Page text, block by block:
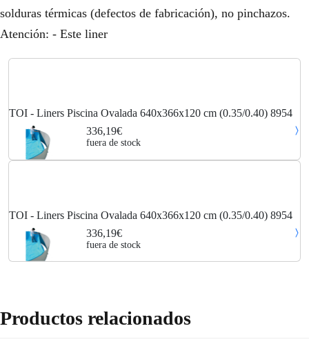
solduras térmicas (defectos de fabricación), no pinchazos.
Atención: - Este liner
TOI - Liners Piscina Ovalada 640x366x120 cm (0.35/0.40) 8954
336,19€
fuera de stock
TOI - Liners Piscina Ovalada 640x366x120 cm (0.35/0.40) 8954
336,19€
fuera de stock
Productos relacionados